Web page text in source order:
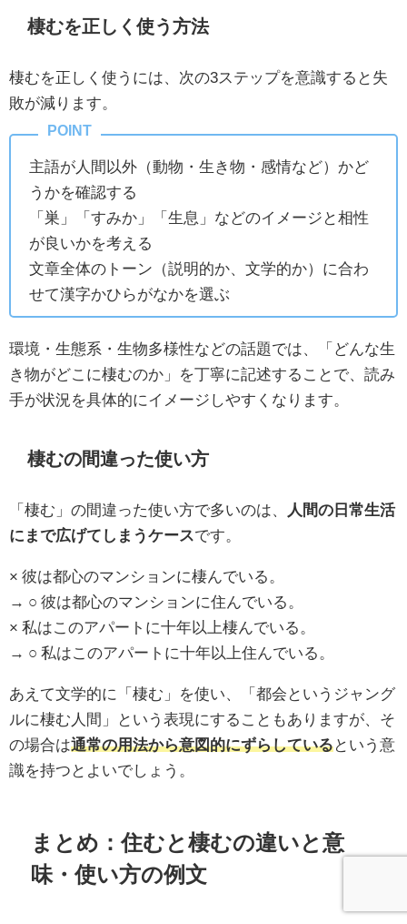
棲むを正しく使う方法
棲むを正しく使うには、次の3ステップを意識すると失
敗が減ります。
主語が人間以外（動物・生き物・感情など）かど
うかを確認する
「巣」「すみか」「生息」などのイメージと相性
が良いかを考える
文章全体のトーン（説明的か、文学的か）に合わ
せて漢字かひらがなかを選ぶ
環境・生態系・生物多様性などの話題では、「どんな生
き物がどこに棲むのか」を丁寧に記述することで、読み
手が状況を具体的にイメージしやすくなります。
棲むの間違った使い方
「棲む」の間違った使い方で多いのは、
人間の日常生活
にまで広げてしまうケースです。
× 彼は都心のマンションに棲んでいる。
→ ○ 彼は都心のマンションに住んでいる。
× 私はこのアパートに十年以上棲んでいる。
→ ○ 私はこのアパートに十年以上住んでいる。
あえて文学的に「棲む」を使い、「都会というジャング
ルに棲む人間」という表現にすることもありますが、そ
の場合は通常の用法から意図的にずらしているという意
識を持つとよいでしょう。
まとめ：住むと棲むの違いと意
味・使い方の例文